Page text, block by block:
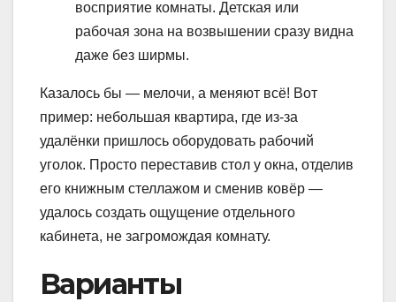
восприятие комнаты. Детская или
рабочая зона на возвышении сразу видна
даже без ширмы.
Казалось бы — мелочи, а меняют всё! Вот
пример: небольшая квартира, где из-за
удалёнки пришлось оборудовать рабочий
уголок. Просто переставив стол у окна, отделив
его книжным стеллажом и сменив ковёр —
удалось создать ощущение отдельного
кабинета, не загромождая комнату.
Варианты